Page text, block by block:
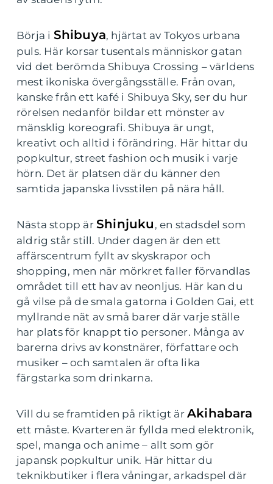
Börja i Shibuya, hjärtat av Tokyos urbana
puls. Här korsar tusentals människor gatan
vid det berömda Shibuya Crossing – världens
mest ikoniska övergångsställe. Från ovan,
kanske från ett kafé i Shibuya Sky, ser du hur
rörelsen nedanför bildar ett mönster av
mänsklig koreografi. Shibuya är ungt,
kreativt och alltid i förändring. Här hittar du
popkultur, street fashion och musik i varje
hörn. Det är platsen där du känner den
samtida japanska livsstilen på nära håll.
Nästa stopp är Shinjuku , en stadsdel som
aldrig står still. Under dagen är den ett
affärscentrum fyllt av skyskrapor och
shopping, men när mörkret faller förvandlas
området till ett hav av neonljus. Här kan du
gå vilse på de smala gatorna i Golden Gai, ett
myllrande nät av små barer där varje ställe
har plats för knappt tio personer. Många av
barerna drivs av konstnärer, författare och
musiker – och samtalen är ofta lika
färgstarka som drinkarna.
Vill du se framtiden på riktigt är Akihabara
ett måste. Kvarteren är fyllda med elektronik,
spel, manga och anime – allt som gör
japansk popkultur unik. Här hittar du
teknikbutiker i flera våningar, arkadspel där